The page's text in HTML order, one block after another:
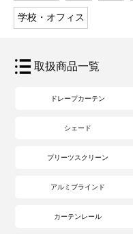
学校・オフィス
取扱商品一覧
ドレープカーテン
シェード
プリーツスクリーン
アルミブラインド
カーテンレール